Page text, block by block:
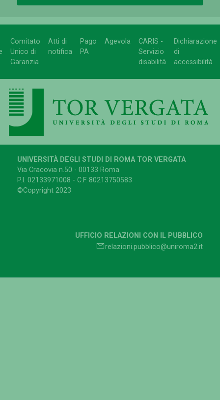
Comitato
Unico di
Garanzia
Atti di
notifica
Pago
PA
Agevola
CARIS -
Servizio
disabilità
Dichiarazione
di
accessibilità
UNIVERSITÀ DEGLI STUDI DI ROMA TOR VERGATA
Via Cracovia n.50 - 00133 Roma
P.I. 02133971008 - C.F. 80213750583
©Copyright 2023
UFFICIO RELAZIONI CON IL PUBBLICO
relazioni.pubblico@uniroma2.it